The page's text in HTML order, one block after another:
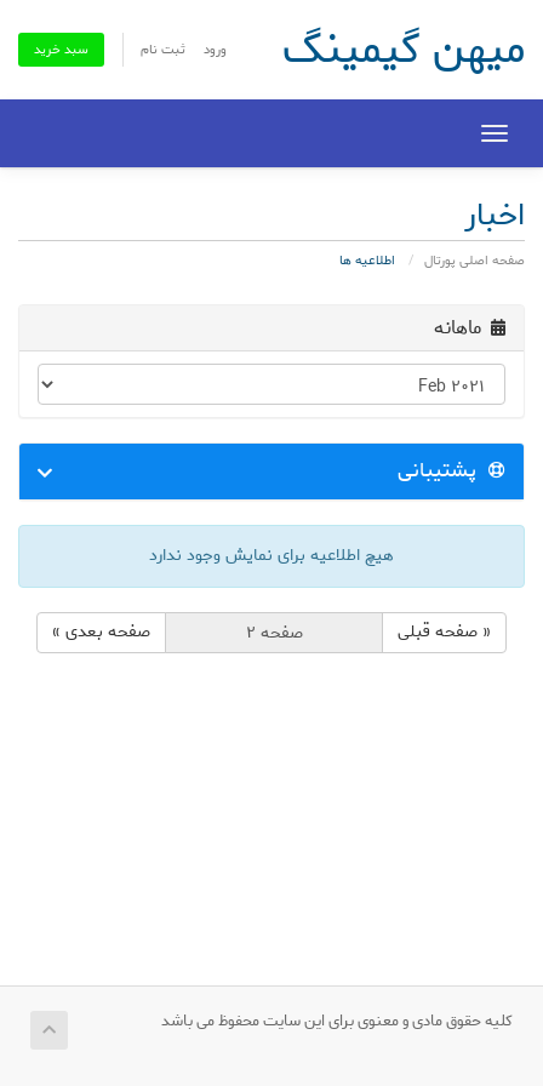
ورود ثبت نام سبد خرید میهن گیمینگ
Toggle
navigation
اخبار
صفحه اصلی پورتال اطلاعیه ها
ماهانه
پشتیبانی
هیچ اطلاعیه برای نمایش وجود ندارد
« صفحه قبلی صفحه بعدی »
کلیه حقوق مادی و معنوی برای این سایت محفوظ می باشد